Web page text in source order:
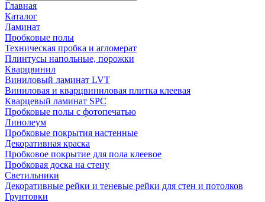
Главная
Каталог
Ламинат
Пробковые полы
Техническая пробка и агломерат
Плинтусы напольные, порожки
Кварцвинил
Виниловый ламинат LVT
Виниловая и кварцвиниловая плитка клеевая
Кварцевый ламинат SPC
Пробковые полы с фотопечатью
Линолеум
Пробковые покрытия настенные
Декоративная краска
Пробковое покрытие для пола клеевое
Пробковая доска на стену
Светильники
Декоративные рейки и теневые рейки для стен и потолков
Грунтовки